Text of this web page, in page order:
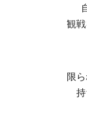
観
限